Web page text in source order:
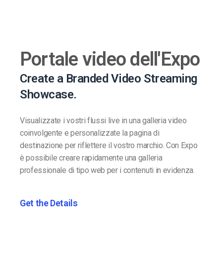
Portale video dell'Expo
Create a Branded Video Streaming
Showcase.
Visualizzate i vostri flussi live in una galleria video
coinvolgente e personalizzate la pagina di
destinazione per riflettere il vostro marchio. Con Expo
è possibile creare rapidamente una galleria
professionale di tipo web per i contenuti in evidenza.
Get the Details